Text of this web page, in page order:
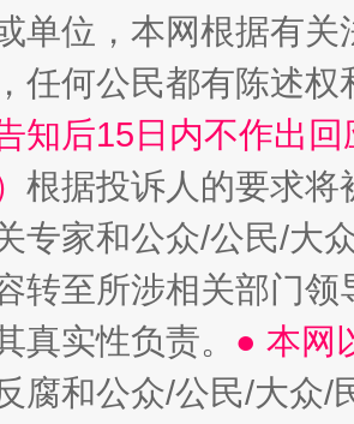
始终滚烫 还
单位，本网根据有
任何公民都有陈述
知后15日内不作出
根据投诉人的要求将
专家和公众/公民/大
转至所涉相关部门
真实性负责。 ● 本网
腐和公众/公民/大众